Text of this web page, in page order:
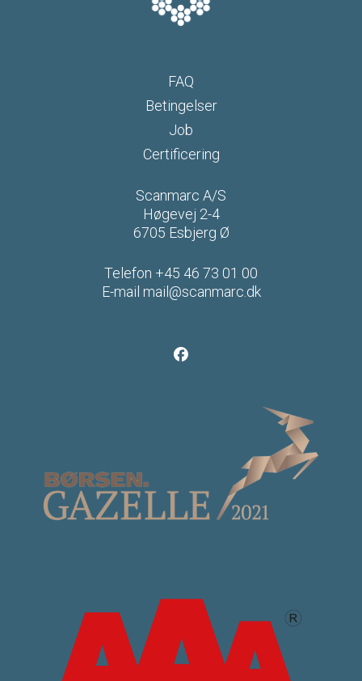
FAQ
Betingelser
Job
Certificering
Scanmarc A/S
Høgevej 2-4
6705 Esbjerg Ø
Telefon +45 46 73 01 00
E-mail mail@scanmarc.dk